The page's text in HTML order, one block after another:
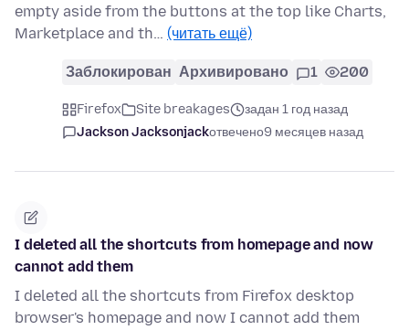
empty aside from the buttons at the top like Charts,
Marketplace and th… (читать ещё)
Заблокирован Архивировано 1 200
Firefox Site breakages
задан 1 год назад
Jackson Jacksonjackотвечено9 месяцев назад
I deleted all the shortcuts from homepage and now
cannot add them
I deleted all the shortcuts from Firefox desktop
browser's homepage and now I cannot add them